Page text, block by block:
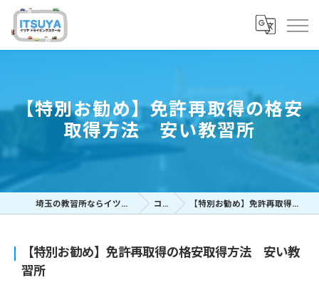
【特別お勧め】免許再取得の格安
取得方法 安い教習所
埼玉の教習所ならイツヤドライビングスクール コラム 【特別お勧め】免許再取得の格安取得方法 安い教習所
【特別お勧め】免許再取得の格安取得方法 安い教
習所